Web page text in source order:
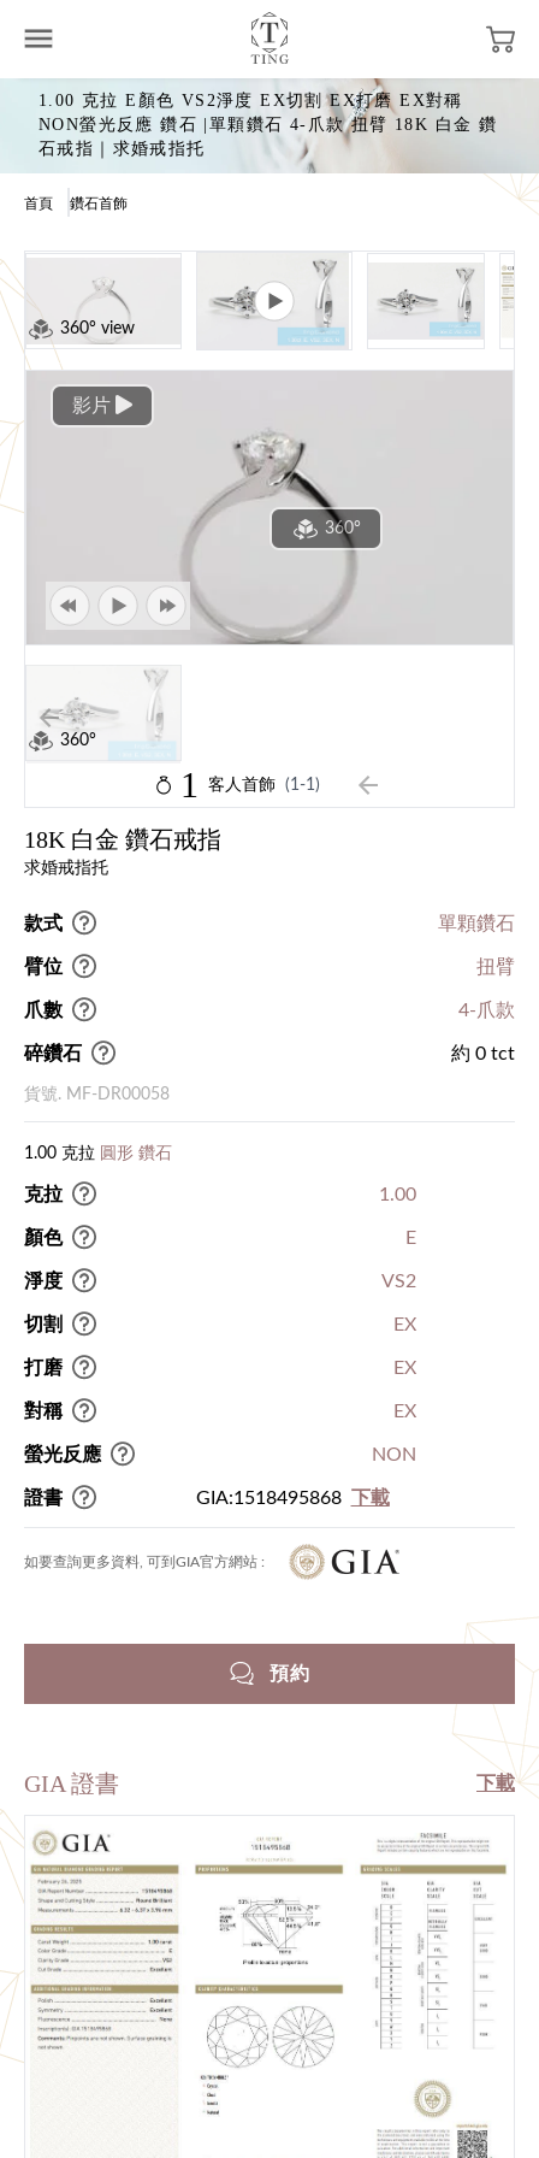
1.00 克拉 E顏色 VS2淨度 EX切割 EX打磨 EX對稱
NON螢光反應 鑽石 |單顆鑽石 4-爪款 扭臂 18K 白金 鑽
石戒指｜求婚戒指托
首頁 鑽石首飾
360° view
影片
360°
360°
1 客人首飾 (1-1)
18K 白金 鑽石戒指
求婚戒指托
款式 單顆鑽石
臂位 扭臂
爪數 4-爪款
碎鑽石 約 0 tct
貨號. MF-DR00058
1.00 克拉 圓形 鑽石
克拉 1.00
顏色 E
淨度 VS2
切割 EX
打磨 EX
對稱 EX
螢光反應 NON
證書 GIA:1518495868 下載
如要查詢更多資料, 可到GIA官方網站 :
預約
GIA 證書 下載